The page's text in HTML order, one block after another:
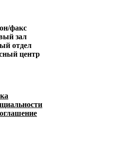
факс
зал
отдел
центр